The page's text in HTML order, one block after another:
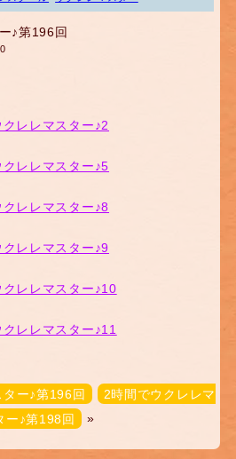
♪第196回
ー♪第196回
2時間でウクレレマ
ー♪第198回 »